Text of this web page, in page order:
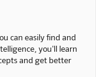
can easily find and
you'll learn
and get better